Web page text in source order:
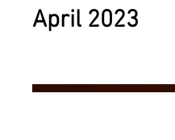
April 2023